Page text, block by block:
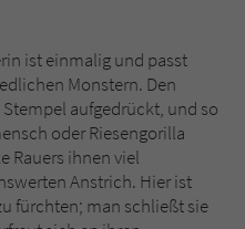
ist einmalig und passt
Monstern. Den
aufgedrückt, und so
oder Riesengorilla
Rauers ihnen viel
Anstrich. Hier ist
fürchten; man schließt sie